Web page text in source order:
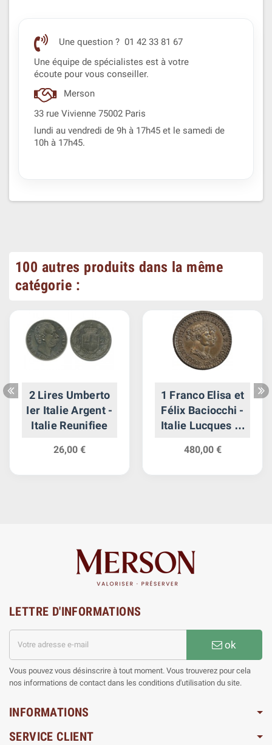
Une question ? 01 42 33 81 67
Une équipe de spécialistes est à votre
écoute pour vous conseiller.
Merson
33 rue Vivienne 75002 Paris
lundi au vendredi de 9h à 17h45 et le samedi de
10h à 17h45.
100 autres produits dans la même
catégorie :
2 Lires Umberto
Ier Italie Argent -
Italie Reunifiee
26,00 €
1 Franco Elisa et
Félix Baciocchi -
Italie Lucques et
480,00 €
LETTRE D'INFORMATIONS
ok
Vous pouvez vous désinscrire à tout moment. Vous trouverez pour cela
nos informations de contact dans les conditions d'utilisation du site.
INFORMATIONS
SERVICE CLIENT